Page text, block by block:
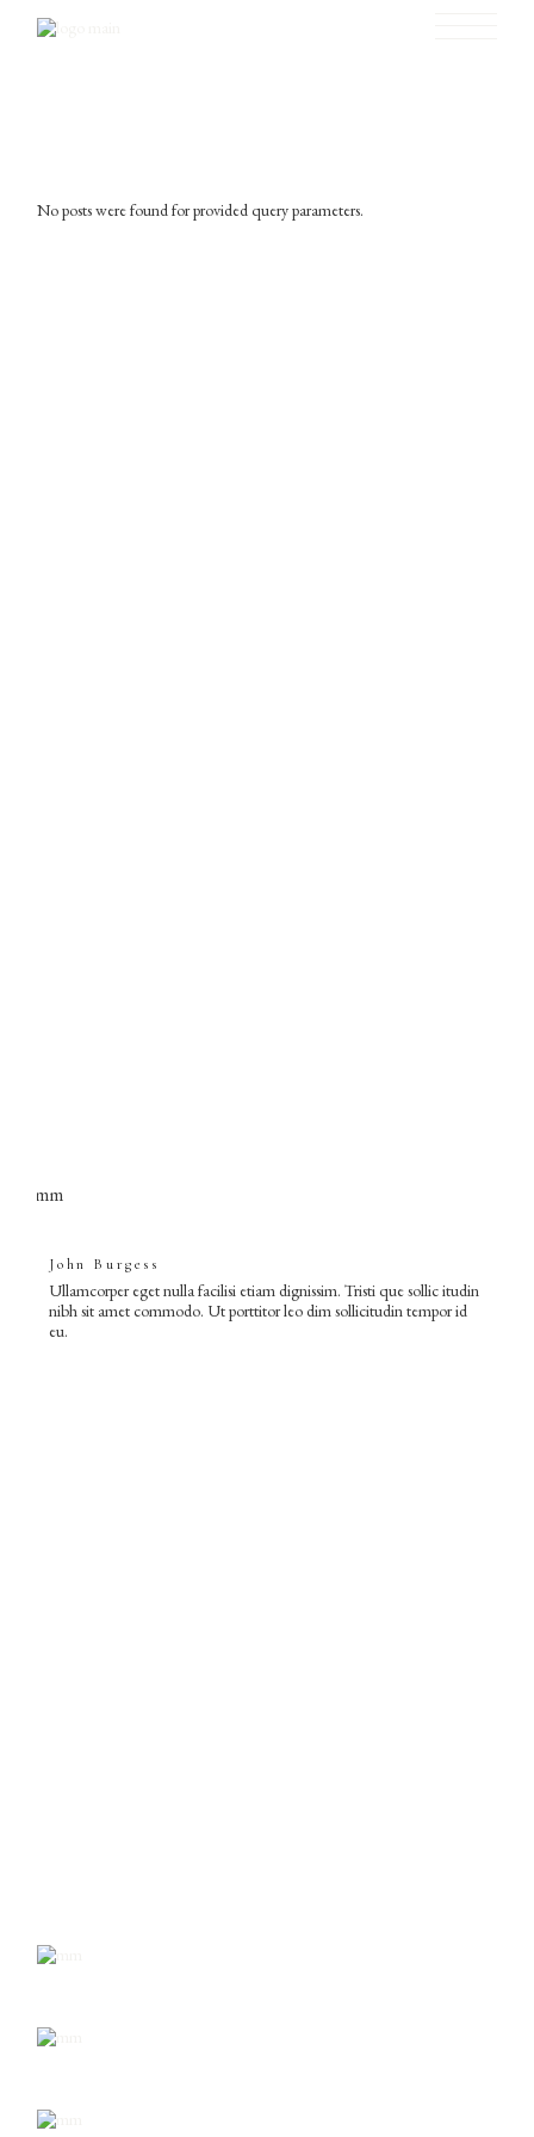
No posts were found for provided query parameters.
John Burgess
Ullamcorper eget nulla facilisi etiam dignissim. Tristi que sollic itudin
nibh sit amet commodo. Ut porttitor leo dim sollicitudin tempor id
eu.